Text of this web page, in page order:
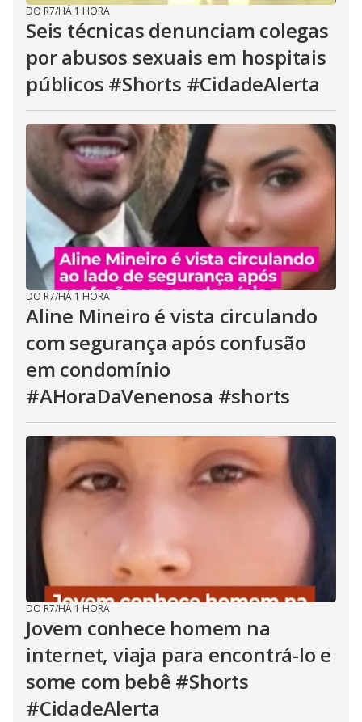
DO R7/HÁ 1 HORA
Seis técnicas denunciam colegas
por abusos sexuais em hospitais
públicos #Shorts #CidadeAlerta
DO R7/HÁ 1 HORA
Aline Mineiro é vista circulando
com segurança após confusão
em condomínio
#AHoraDaVenenosa #shorts
DO R7/HÁ 1 HORA
Jovem conhece homem na
internet, viaja para encontrá-lo e
some com bebê #Shorts
#CidadeAlerta